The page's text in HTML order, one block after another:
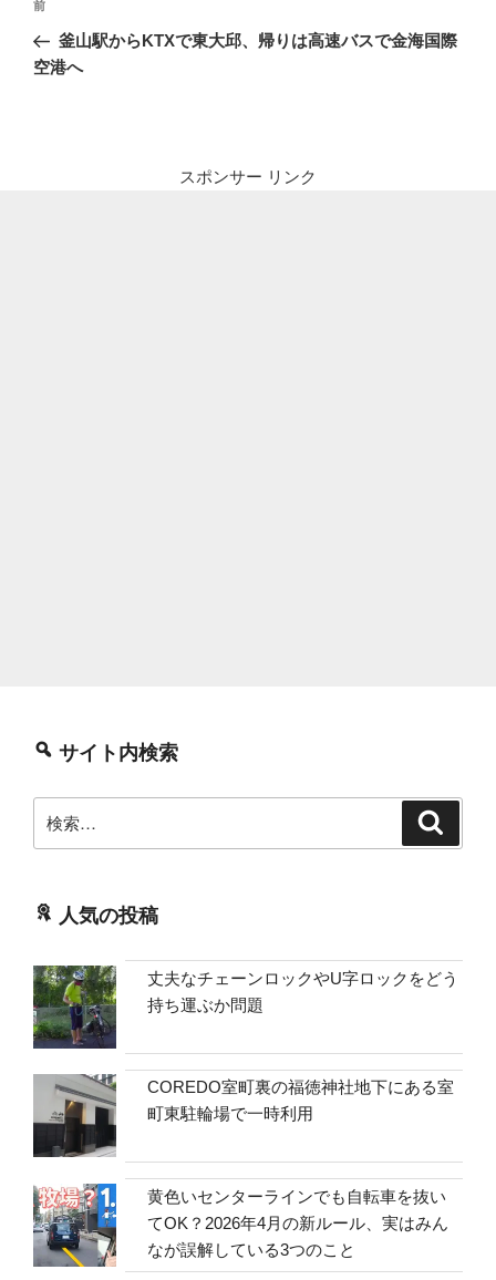
ナ
前
の
投
前
釜山駅からKTXで東大邱、帰りは高速バスで金海国際
空港へ
スポンサー リンク
サイト内検索
索:
人気の投稿
丈夫なチェーンロックやU字ロックをどう
持ち運ぶか問題
COREDO室町裏の福徳神社地下にある室
町東駐輪場で一時利用
黄色いセンターラインでも自転車を抜い
てOK？2026年4月の新ルール、実はみん
なが誤解している3つのこと